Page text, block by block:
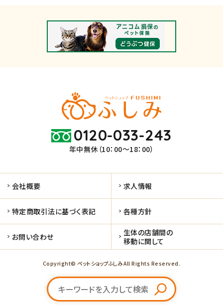
0120-033-243
年中無休（10：00～18：00）
会社概要 求人情報
特定商取引法に基づく表記 各種方針
お問い合わせ
生体の店舗間の
移動に関して
Copyright© ペットショップふしみ All Rights Reserved.